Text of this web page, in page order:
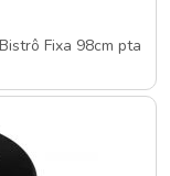
Fixa 98cm pta